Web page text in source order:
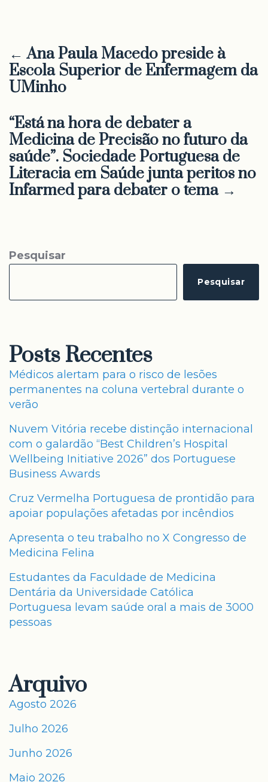
← Ana Paula Macedo preside à
Escola Superior de Enfermagem da
UMinho
“Está na hora de debater a
Medicina de Precisão no futuro da
saúde”. Sociedade Portuguesa de
Literacia em Saúde junta peritos no
Infarmed para debater o tema →
Pesquisar
Pesquisar
Posts Recentes
Médicos alertam para o risco de lesões
permanentes na coluna vertebral durante o
verão
Nuvem Vitória recebe distinção internacional
com o galardão “Best Children’s Hospital
Wellbeing Initiative 2026” dos Portuguese
Business Awards
Cruz Vermelha Portuguesa de prontidão para
apoiar populações afetadas por incêndios
Apresenta o teu trabalho no X Congresso de
Medicina Felina
Estudantes da Faculdade de Medicina
Dentária da Universidade Católica
Portuguesa levam saúde oral a mais de 3000
pessoas
Arquivo
Agosto 2026
Julho 2026
Junho 2026
Maio 2026